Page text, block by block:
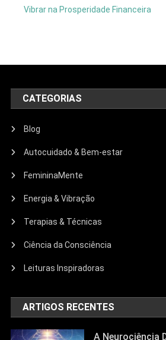
Vibrar na Prosperidade Financeira
CATEGORIAS
Blog
Autocuidado & Bem-estar
FemininaMente
Energia & Vibração
Terapias & Técnicas
Ciência da Consciência
Leituras Inspiradoras
ARTIGOS RECENTES
A Neurociência